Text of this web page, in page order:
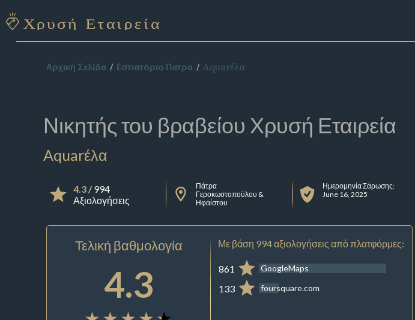
Αρχική Σελίδα Εστιατόριο Πατρα Aquarέλα
Νικητής του βραβείου Χρυσή Εταιρεία
Aquarέλα
4.3/ 994
Αξιολογήσεις
Πάτρα
Γεροκωστοπούλου &
Ηφαίστου
Ημερομηνία Σάρωσης:
June 16, 2025
Τελική βαθμολογία
4.3
Με βάση 994 αξιολογήσεις από πλατφόρμες:
861 GoogleMaps
133 foursquare.com